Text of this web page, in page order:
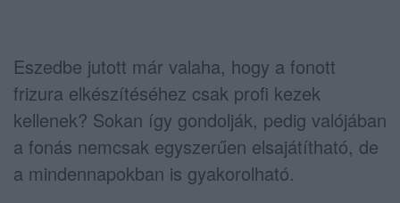
Eszedbe jutott már valaha, hogy a fonott
frizura elkészítéséhez csak profi kezek
kellenek? Sokan így gondolják, pedig valójában
a fonás nemcsak egyszerűen elsajátítható, de
a mindennapokban is gyakorolható.